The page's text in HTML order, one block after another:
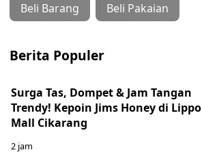
Beli Barang Beli Pakaian
Berita Populer
Surga Tas, Dompet & Jam Tangan
Trendy! Kepoin Jims Honey di Lippo
Mall Cikarang
2 jam